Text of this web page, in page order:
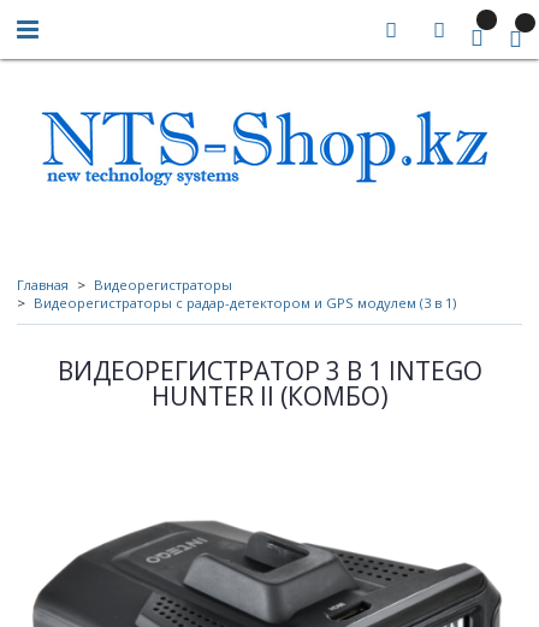
Главная
Видеорегистраторы
Видеорегистраторы с радар-детектором и GPS модулем (3 в 1)
ВИДЕОРЕГИСТРАТОР 3 В 1 INTEGO
HUNTER II (КОМБО)